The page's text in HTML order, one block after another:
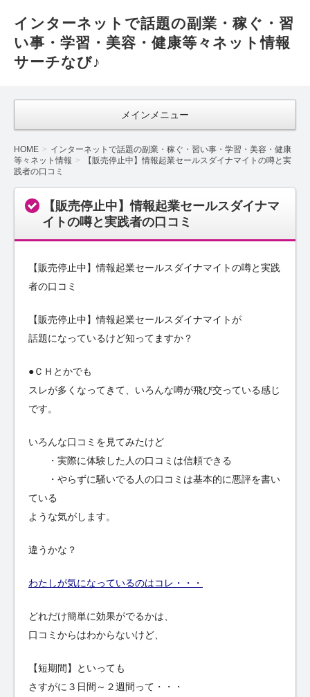
インターネットで話題の副業・稼ぐ・習
い事・学習・美容・健康等々ネット情報
サーチなび♪
メインメニュー
HOME
インターネットで話題の副業・稼ぐ・習い事・学習・美容・健康
等々ネット情報
【販売停止中】情報起業セールスダイナマイトの噂と実
践者の口コミ
【販売停止中】情報起業セールスダイナマ
イトの噂と実践者の口コミ
【販売停止中】情報起業セールスダイナマイトの噂と実践
者の口コミ
【販売停止中】情報起業セールスダイナマイトが
話題になっているけど知ってますか？
●ＣＨとかでも
スレが多くなってきて、いろんな噂が飛び交っている感じ
です。
いろんな口コミを見てみたけど
・実際に体験した人の口コミは信頼できる
・やらずに騒いでる人の口コミは基本的に悪評を書い
ている
ような気がします。
違うかな？
わたしが気になっているのはコレ・・・
どれだけ簡単に効果がでるかは、
口コミからはわからないけど、
【短期間】といっても
さすがに３日間～２週間って・・・